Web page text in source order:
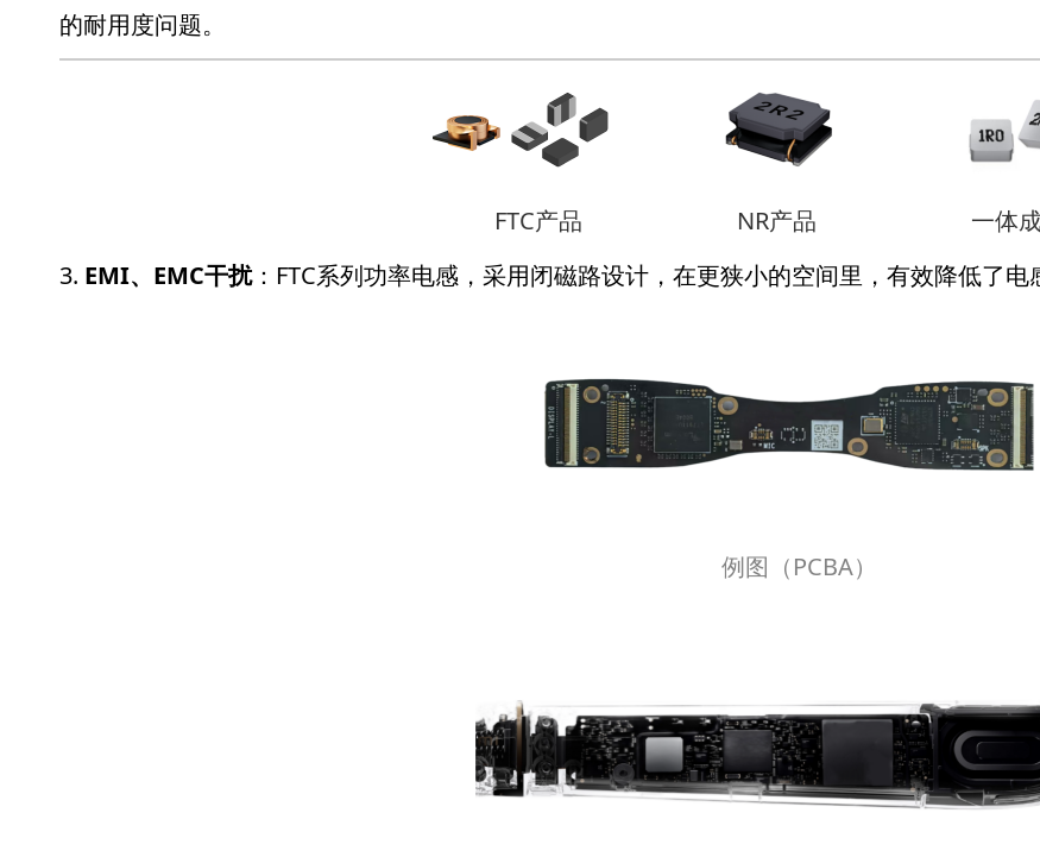
的耐用度问题。
FTC产品 NR产品
一体
3. EMI、EMC干扰：FTC系列功率电感，采用闭磁路设计，在更狭小的空间里，有效降低了电
例图（PCBA）